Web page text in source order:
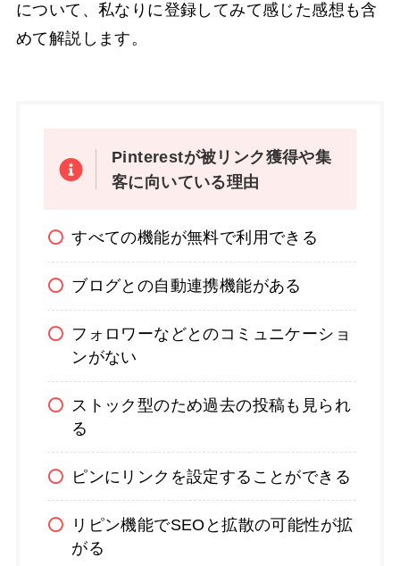
について、私なりに登録してみて感じた感想も含
めて解説します。
Pinterestが被リンク獲得や集
客に向いている理由
すべての機能が無料で利用できる
ブログとの自動連携機能がある
フォロワーなどとのコミュニケーショ
ンがない
ストック型のため過去の投稿も見られ
る
ピンにリンクを設定することができる
リピン機能でSEOと拡散の可能性が拡
がる